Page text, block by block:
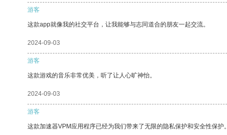
游客
这款app就像我的社交平台，让我能够与志同道合的朋友一起交流。
2024-09-03
游客
这款游戏的音乐非常优美，听了让人心旷神怡。
2024-09-03
游客
这款加速器VPM应用程序已经为我们带来了无限的隐私保护和安全性保护。